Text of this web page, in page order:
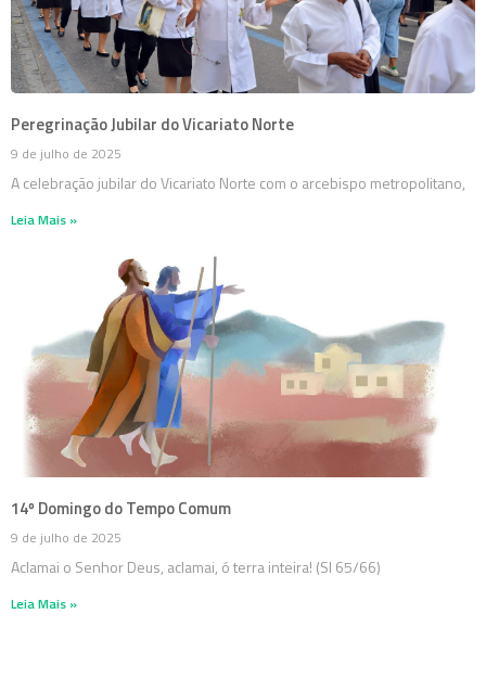
Peregrinação Jubilar do Vicariato Norte
9 de julho de 2025
A celebração jubilar do Vicariato Norte com o arcebispo metropolitano,
Leia Mais »
14º Domingo do Tempo Comum
9 de julho de 2025
Aclamai o Senhor Deus, aclamai, ó terra inteira! (Sl 65/66)
Leia Mais »